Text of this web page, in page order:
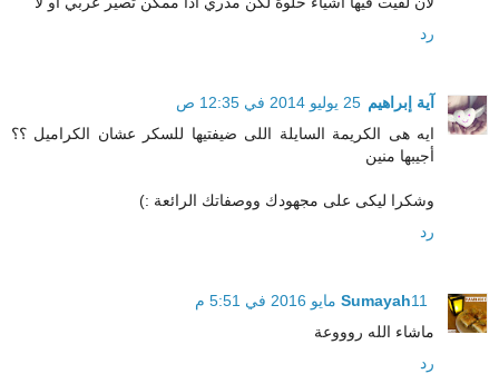
رد
آية إبراهيم 25 يوليو 2014 في 12:35 ص
ايه هى الكريمة السايلة اللى ضيفتيها للسكر عشان الكراميل ؟؟
أجيبها منين
وشكرا ليكى على مجهودك ووصفاتك الرائعة :)
رد
Sumayah11 مايو 2016 في 5:51 م
ماشاء الله روووعة
رد